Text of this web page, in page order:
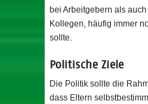
bei Arbeitgebern als
Kollegen, häufig immer
sollte.
Politische Ziele
Die Politik sollte die
dass Eltern